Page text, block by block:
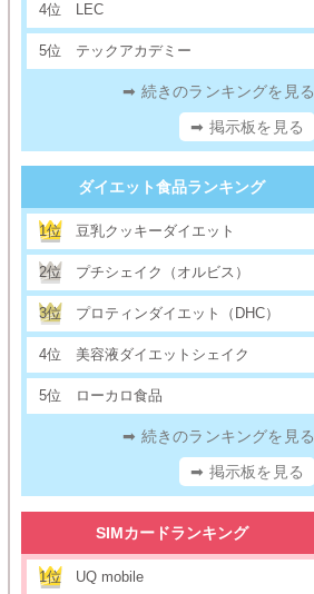
4位 LEC
5位 テックアカデミー
➡ 続きのランキングを見る
➡ 掲示板を見る
ダイエット食品ランキング
1位 豆乳クッキーダイエット
2位 プチシェイク（オルビス）
3位 プロティンダイエット（DHC）
4位 美容液ダイエットシェイク
5位 ローカロ食品
➡ 続きのランキングを見る
➡ 掲示板を見る
SIMカードランキング
1位 UQ mobile